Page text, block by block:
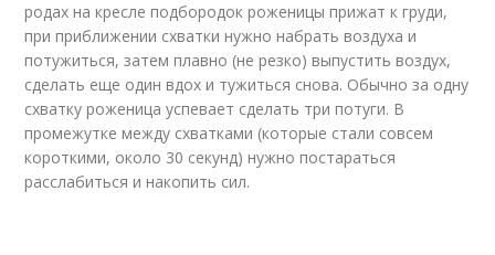
родах на кресле подбородок роженицы прижат к груди,
при приближении схватки нужно набрать воздуха и
потужиться, затем плавно (не резко) выпустить воздух,
сделать еще один вдох и тужиться снова. Обычно за одну
схватку роженица успевает сделать три потуги. В
промежутке между схватками (которые стали совсем
короткими, около 30 секунд) нужно постараться
расслабиться и накопить сил.